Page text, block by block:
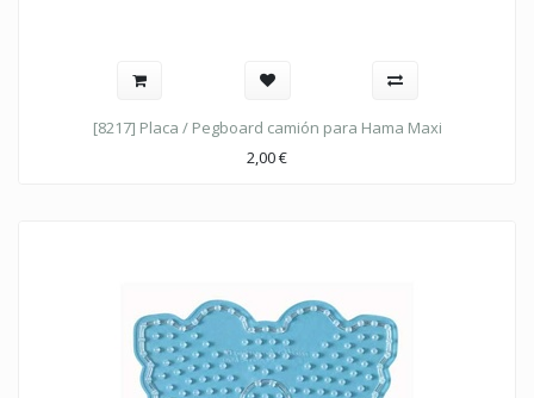
[8217] Placa / Pegboard camión para Hama Maxi
2,00€